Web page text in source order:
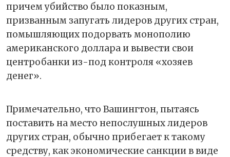
причем убийство было показным,
призванным запугать лидеров других стран,
помышляющих подорвать монополию
американского доллара и вывести свои
центробанки из-под контроля «хозяев
денег».
Примечательно, что Вашингтон, пытаясь
поставить на место непослушных лидеров
других стран, обычно прибегает к такому
средству, как экономические санкции в виде